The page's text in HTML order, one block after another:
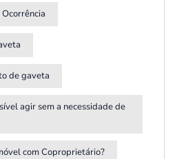
de gaveta
agir sem a necessidade de
com Coproprietário?